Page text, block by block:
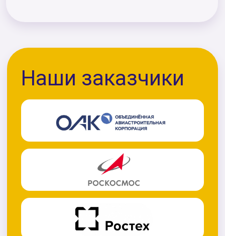
1 подъезд, 11 этаж
ул. Арбат, д. 25/36,
подъезд 2, офис 8
Санкт - Петербург